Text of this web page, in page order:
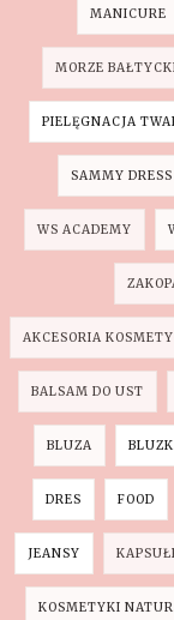
MANICURE
MORZE
PIELĘGNACJA
SAMMY DRESS
WS ACADEMY
AKCESORIA
BALSAM DO UST
BLUZA
DRES FOOD
JEANSY
KOSMETYKI